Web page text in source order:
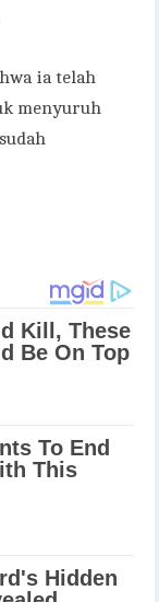
ia telah
menyuruh